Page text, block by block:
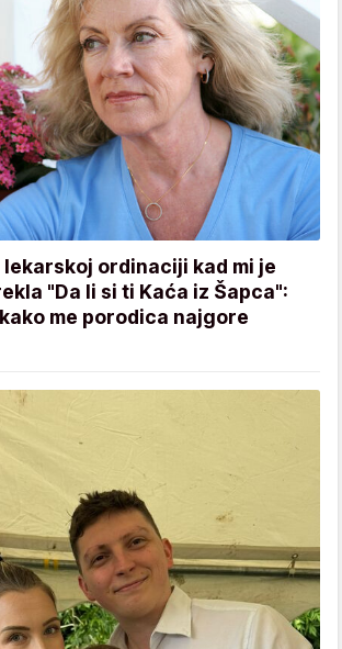
lekarskoj ordinaciji kad mi je
"Da li si ti Kaća iz Šapca":
me porodica najgore